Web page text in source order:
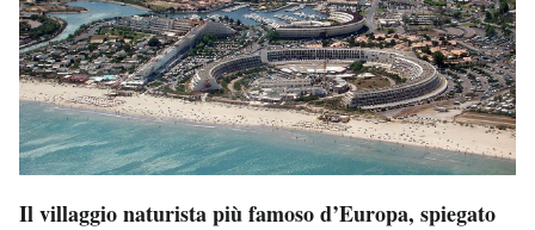
Il villaggio naturista più famoso d’Europa, spiegato